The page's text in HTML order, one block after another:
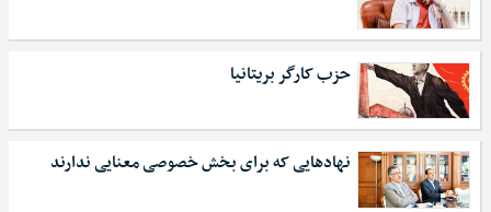
حزب کارگر بریتانیا
نهادهایی که برای بخش خصوصی معنایی ندارند